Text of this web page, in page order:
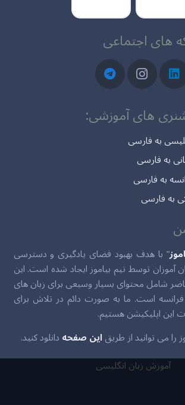
های اجتماعی
های آموزشی:
به فارسی
به فارسی
به فارسی
به فارسی
” با هدف بهبود فضای یادگیری و دسترسی
آموزان توسط تیم بیاموز ایجاد شده است. این
شامل محتوای بسیار وسیعی برای زبان های
فرانسه است. ما به صورت دائم در تلاش برای
این اپلیکیشن هستیم.
را می توانید از طریقاین صفحهدانلود کنید.
آموزش زبان انگلیسی